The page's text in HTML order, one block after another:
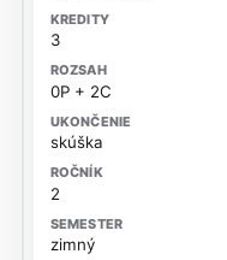
3
0P + 2C
skúška
2
zimný